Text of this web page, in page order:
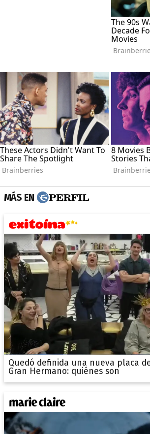
MÁS EN
Quedó definida una nueva placa
Gran Hermano: quiénes son